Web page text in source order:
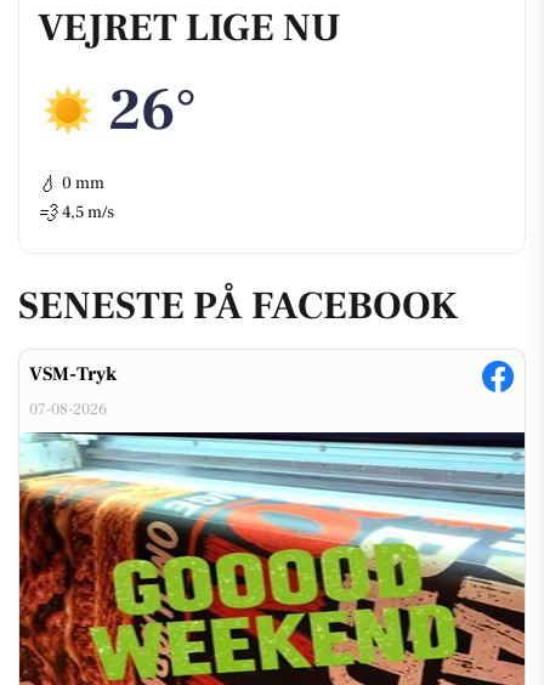
VEJRET LIGE NU
26°
💧 0 mm
💨 4,5 m/s
SENESTE PÅ FACEBOOK
VSM-Tryk
07-08-2026